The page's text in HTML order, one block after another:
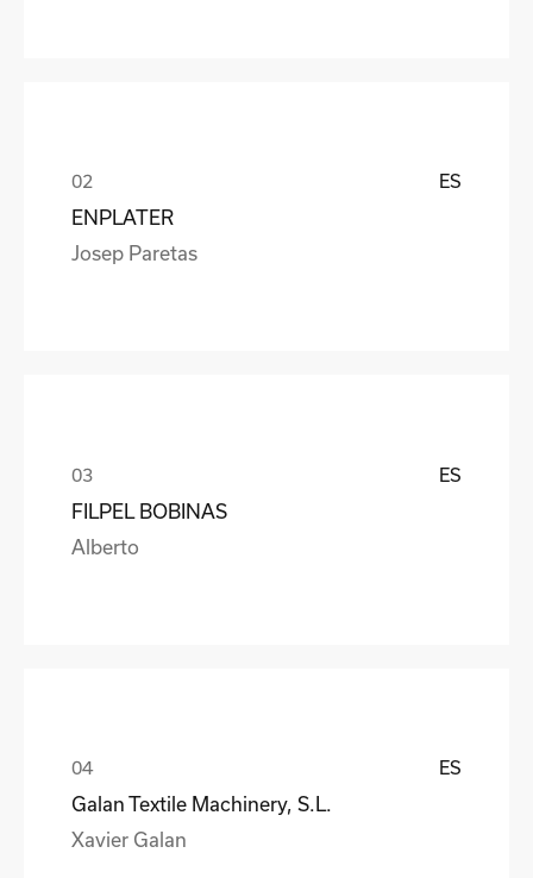
ES
ENPLATER
Josep Paretas
ES
FILPEL BOBINAS
Alberto
ES
Galan Textile Machinery, S.L.
Xavier Galan